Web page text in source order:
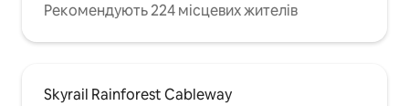
Рекомендують 224 місцевих жителів
Skyrail Rainforest Cableway